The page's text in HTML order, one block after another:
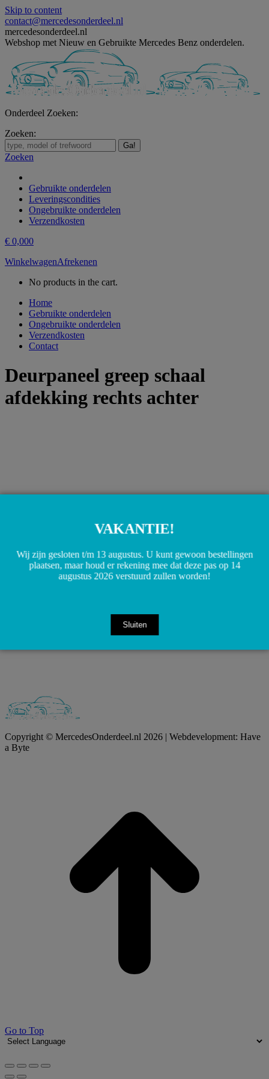
Skip to content
contact@mercedesonderdeel.nl
mercedesonderdeel.nl
Webshop met Nieuw en Gebruikte Mercedes Benz onderdelen.
Onderdeel Zoeken:
Zoeken:
Zoeken
Gebruikte onderdelen
Leveringscondities
Ongebruikte onderdelen
Verzendkosten
€ 0,000
WinkelwagenAfrekenen
No products in the cart.
Home
Gebruikte onderdelen
Ongebruikte onderdelen
Verzendkosten
Contact
Deurpaneel greep schaal
afdekking rechts achter
Copyright © MercedesOnderdeel.nl 2026 | Webdevelopment: Have
a Byte
Go to Top
VAKANTIE!
Wij zijn gesloten t/m 13 augustus. U kunt gewoon bestellingen
plaatsen, maar houd er rekening mee dat deze pas op 14
augustus 2026 verstuurd zullen worden!
Sluiten